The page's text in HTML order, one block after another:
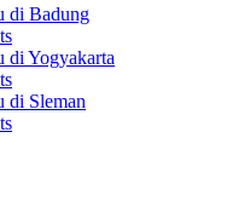
di Badung
di Yogyakarta
di Sleman